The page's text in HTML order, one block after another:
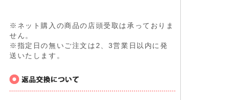
※ネット購入の商品の店頭受取は承っておりま
せん。
※指定日の無いご注文は2、3営業日以内に発
送いたします。